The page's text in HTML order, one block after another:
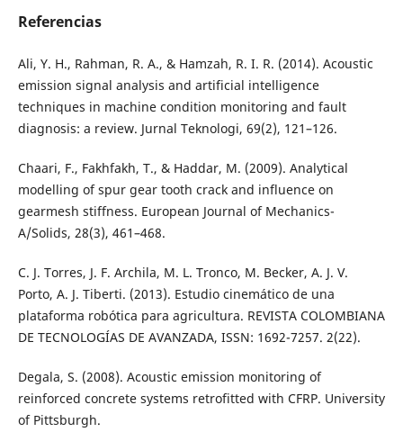
Referencias
Ali, Y. H., Rahman, R. A., & Hamzah, R. I. R. (2014). Acoustic
emission signal analysis and artificial intelligence
techniques in machine condition monitoring and fault
diagnosis: a review. Jurnal Teknologi, 69(2), 121–126.
Chaari, F., Fakhfakh, T., & Haddar, M. (2009). Analytical
modelling of spur gear tooth crack and influence on
gearmesh stiffness. European Journal of Mechanics-
A/Solids, 28(3), 461–468.
C. J. Torres, J. F. Archila, M. L. Tronco, M. Becker, A. J. V.
Porto, A. J. Tiberti. (2013). Estudio cinemático de una
plataforma robótica para agricultura. REVISTA COLOMBIANA
DE TECNOLOGÍAS DE AVANZADA, ISSN: 1692-7257. 2(22).
Degala, S. (2008). Acoustic emission monitoring of
reinforced concrete systems retrofitted with CFRP. University
of Pittsburgh.